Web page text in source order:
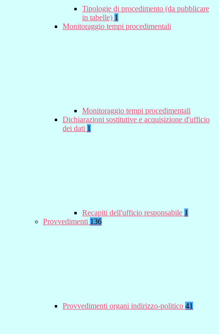
Tipologie di procedimento (da pubblicare
in tabelle) 1
Monitoraggio tempi procedimentali
Monitoraggio tempi procedimentali
Dichiarazioni sostitutive e acquisizione d'ufficio
dei dati 1
Recapiti dell'ufficio responsabile 1
Provvedimenti 136
Provvedimenti organi indirizzo-politico 41